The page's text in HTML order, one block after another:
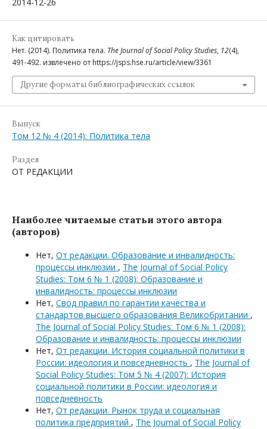
2014-12-26
Как цитировать
Нет. (2014). Политика тела. The Journal of Social Policy Studies, 12(4),
491-492. извлечено от https://jsps.hse.ru/article/view/3361
Другие форматы библиографических ссылок
Выпуск
Том 12 № 4 (2014): Политика тела
Раздел
ОТ РЕДАКЦИИ
Наиболее читаемые статьи этого автора
(авторов)
Нет, От редакции. Образование и инвалидность:
процессы инклюзии , The Journal of Social Policy
Studies: Том 6 № 1 (2008): Образование и
инвалидность: процессы инклюзии
Нет, Свод правил по гарантии качества и
стандартов высшего образования Великобритании ,
The Journal of Social Policy Studies: Том 6 № 1 (2008):
Образование и инвалидность: процессы инклюзии
Нет, От редакции. История социальной политики в
России: идеология и повседневность , The Journal of
Social Policy Studies: Том 5 № 4 (2007): История
социальной политики в России: идеология и
повседневность
Нет, От редакции. Рынок труда и социальная
политика предприятий , The Journal of Social Policy